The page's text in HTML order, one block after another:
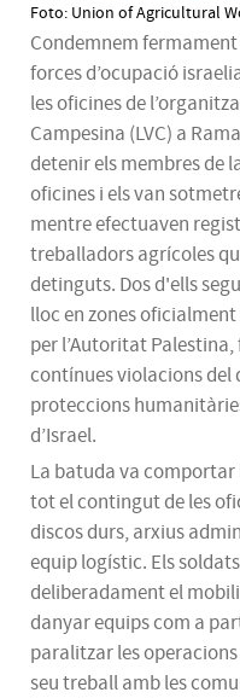
Foto: Union of Agricultural
Condemnem
forces d’ocupació
les oficines de
Campesina (LVC) a
detenir els membres de
oficines i els van
mentre efectuaven
treballadors agrícoles
detinguts. Dos d'ells
lloc en zones
per l’Autoritat
contínues violacions del
proteccions
d’Israel.
La batuda va
tot el contingut de les
discos durs, arxius
equip logístic. Els
deliberadament el
danyar equips com a
paralitzar les
seu treball amb les